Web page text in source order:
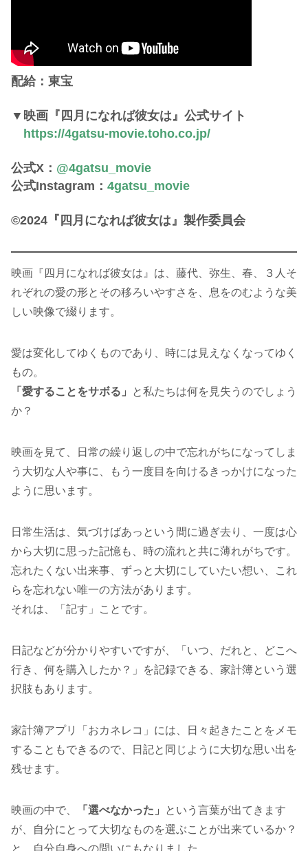
配給：東宝
▼映画『四月になれば彼女は』公式サイト
https://4gatsu-movie.toho.co.jp/
公式X： @4gatsu_movie
公式Instagram： 4gatsu_movie
©︎2024『四月になれば彼女は』製作委員会
映画『四月になれば彼女は』は、藤代、弥生、春、３人そ
れぞれの愛の形とその移ろいやすさを、息をのむような美
しい映像で綴ります。
愛は変化してゆくものであり、時には見えなくなってゆく
もの。
「愛することをサボる」
と私たちは何を見失うのでしょう
か？
映画を見て、日常の繰り返しの中で忘れがちになってしま
う大切な人や事に、もう一度目を向けるきっかけになった
ように思います。
日常生活は、気づけばあっという間に過ぎ去り、一度は心
から大切に思った記憶も、時の流れと共に薄れがちです。
忘れたくない出来事、ずっと大切にしていたい想い、これ
らを忘れない唯一の方法があります。
それは、「記す」ことです。
日記などが分かりやすいですが、「いつ、だれと、どこへ
行き、何を購入したか？」を記録できる、家計簿という選
択肢もあります。
家計簿アプリ「おカネレコ」には、日々起きたことをメモ
することもできるので、日記と同じように大切な思い出を
残せます。
映画の中で、 「選べなかった」
という言葉が出てきます
が、自分にとって大切なものを選ぶことが出来ているか？